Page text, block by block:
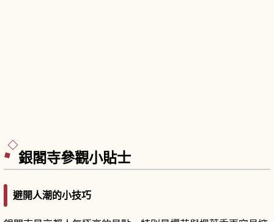
銀閣寺參觀小貼士
避開人潮的小技巧